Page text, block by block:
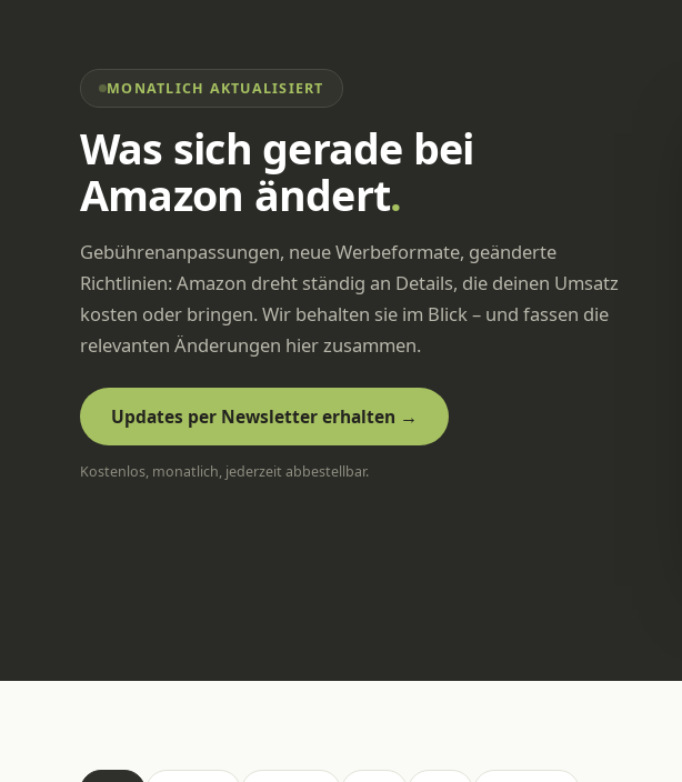
MONATLICH AKTUALISIERT
Was sich gerade bei
Amazon ändert.
Gebührenanpassungen, neue Werbeformate, geänderte
Richtlinien: Amazon dreht ständig an Details, die deinen Umsatz
kosten oder bringen. Wir behalten sie im Blick – und fassen die
relevanten Änderungen hier zusammen.
Updates per Newsletter erhalten →
Kostenlos, monatlich, jederzeit abbestellbar.